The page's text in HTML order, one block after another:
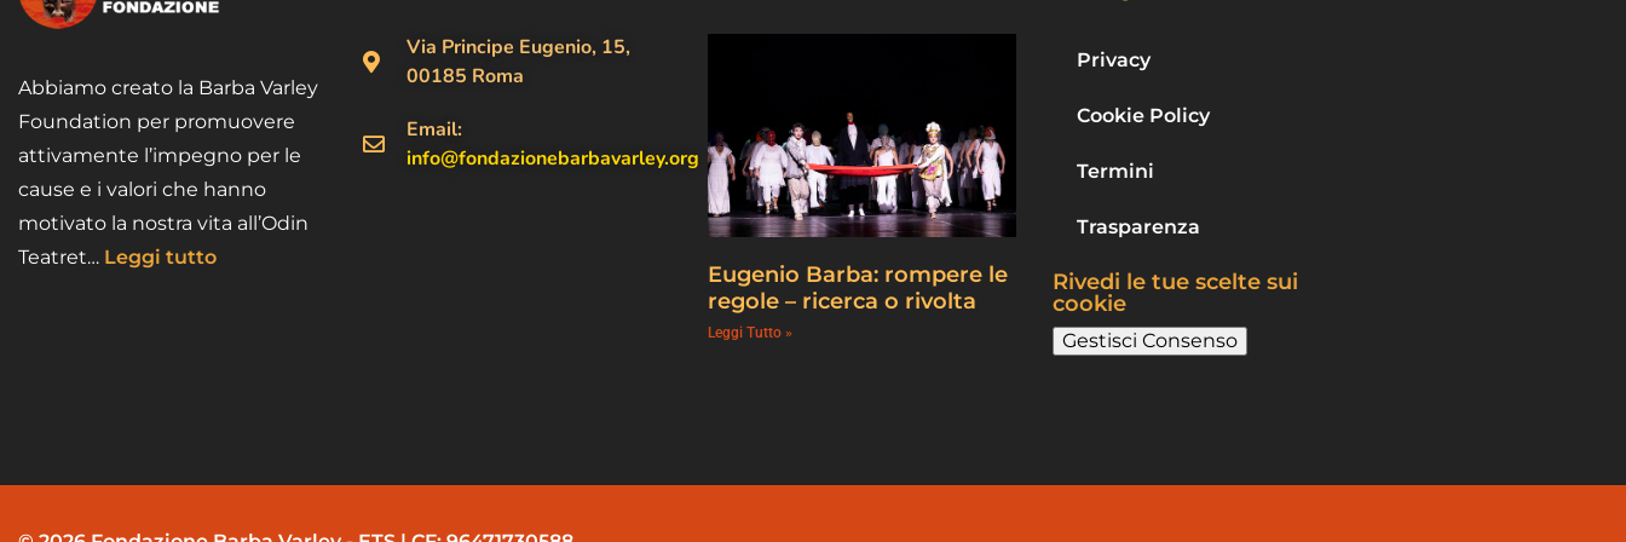
Abbiamo creato la Barba Varley
Foundation per promuovere
attivamente l’impegno per le
cause e i valori che hanno
motivato la nostra vita all’Odin
Teatret… Leggi tutto
Via Principe Eugenio, 15,
00185 Roma
Email:
info@fondazionebarbavarley.org
Eugenio Barba: rompere le
regole – ricerca o rivolta
Leggi Tutto »
Privacy
Cookie Policy
Termini
Trasparenza
Rivedi le tue scelte sui
cookie
Gestisci Consenso